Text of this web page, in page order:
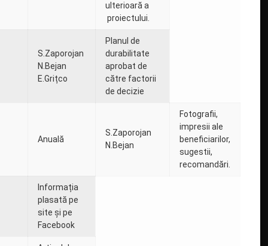
ulterioară a
proiectului.
S.Zaporojan
N.Bejan
E.Grițco
Planul de
durabilitate
aprobat de
către factorii
de decizie
Anuală
S.Zaporojan
N.Bejan
Fotografii,
impresii ale
beneficiarilor,
sugestii,
recomandări.
Informația
plasată pe
site și pe
Facebook